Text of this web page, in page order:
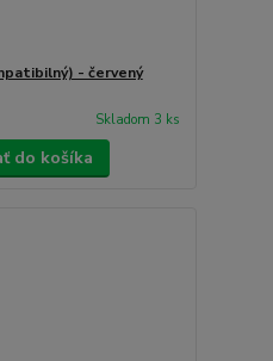
- červený
Skladom 3 ks
do košíka